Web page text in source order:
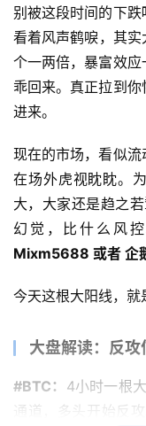
别被这段时间的下跌
看着风声鹤唳，其
个一两倍，暴富效
乖回来。真正拉到
进来。
现在的市场，看似
在场外虎视眈眈。
大，大家还是趋之
幻觉，比什么风
Mixm5688 或者 企
今天这根大阳线，就
大盘解读：反
#BTC： 4小时一根
通道，多头开始反